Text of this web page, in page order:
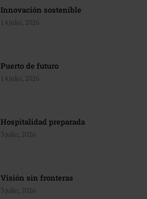
Innovación sostenible
14 julio, 2026
Puerto de futuro
14 julio, 2026
Hospitalidad preparada
3 julio, 2026
Visión sin fronteras
3 julio, 2026